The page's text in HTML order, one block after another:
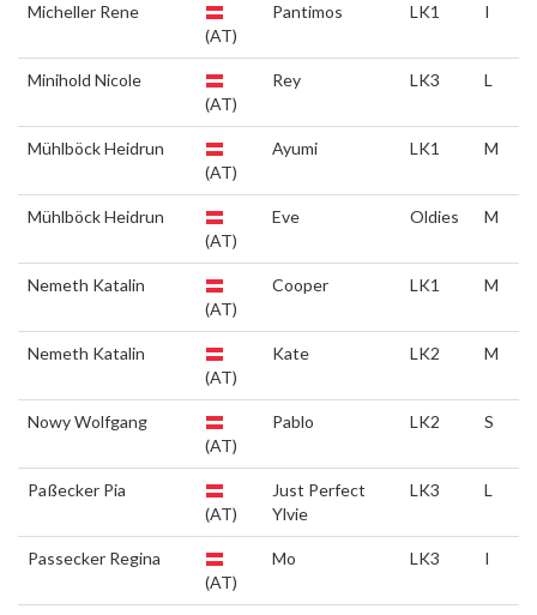
Micheller Rene
(AT)
Pantimos LK1 I
Minihold Nicole
(AT)
Rey LK3 L
Mühlböck Heidrun
(AT)
Ayumi LK1 M
Mühlböck Heidrun
(AT)
Eve Oldies M
Nemeth Katalin
(AT)
Cooper LK1 M
Nemeth Katalin
(AT)
Kate LK2 M
Nowy Wolfgang
(AT)
Pablo LK2 S
Paßecker Pia
(AT)
Just Perfect
Ylvie
LK3 L
Passecker Regina
(AT)
Mo LK3 I